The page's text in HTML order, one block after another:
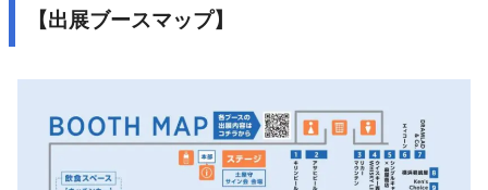
【出展ブースマップ】